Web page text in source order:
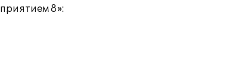
8»: